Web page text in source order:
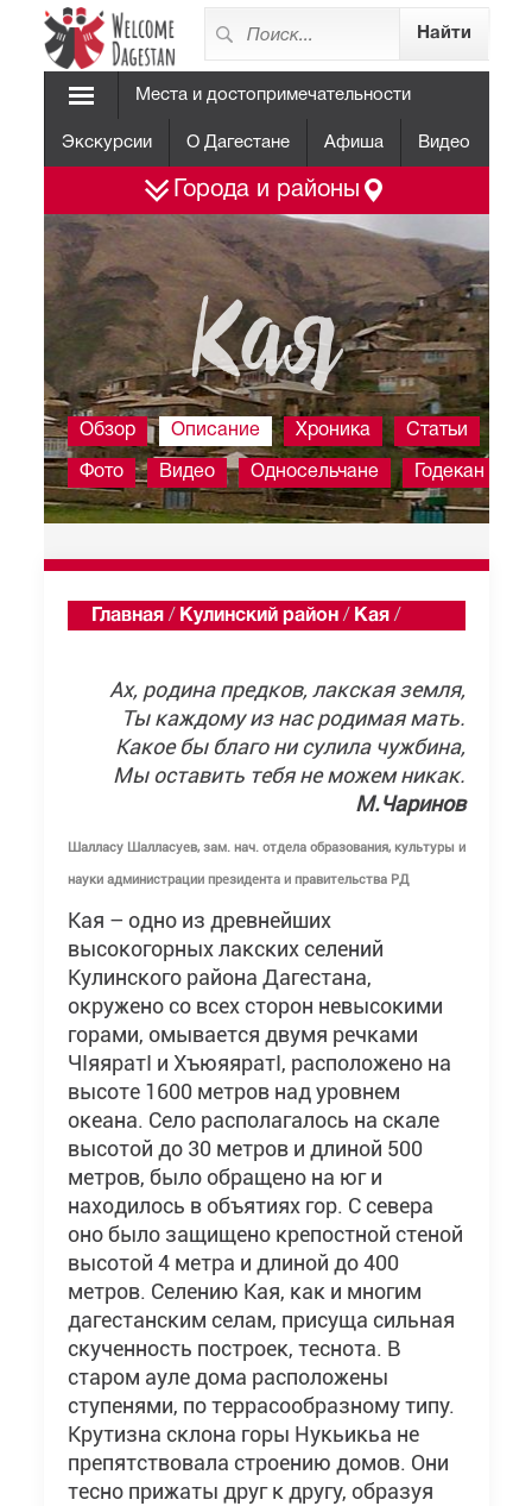
Места и достопримечательности
Экскурсии О Дагестане Афиша Видео
Города и районы
Кая
Обзор Описание Хроника Статьи
Фото Видео Односельчане Годекан
Главная / Кулинский район / Кая /
Ах, родина предков, лакская земля,
Ты каждому из нас родимая мать.
Какое бы благо ни сулила чужбина,
Мы оставить тебя не можем никак.
М.Чаринов
Шалласу Шалласуев, зам. нач. отдела образования, культуры и
науки администрации президента и правительства РД
Кая – одно из древнейших
высокогорных лакских селений
Кулинского района Дагестана,
окружено со всех сторон невысокими
горами, омывается двумя речками
ЧIяяратI и ХъюяяратI, расположено на
высоте 1600 метров над уровнем
океана. Село располагалось на скале
высотой до 30 метров и длиной 500
метров, было обращено на юг и
находилось в объятиях гор. С севера
оно было защищено крепостной стеной
высотой 4 метра и длиной до 400
метров. Селению Кая, как и многим
дагестанским селам, присуща сильная
скученность построек, теснота. В
старом ауле дома расположены
ступенями, по террасообразному типу.
Крутизна склона горы Нукьикьа не
препятствовала строению домов. Они
тесно прижаты друг к другу, образуя